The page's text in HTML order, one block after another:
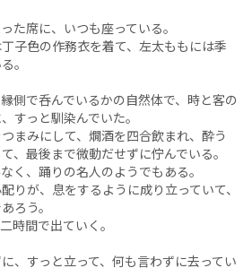
た席に、いつも座っている。
子色の作務衣を着て、左太ももには季
。
側で呑んでいるかの自然体で、時と客の
すっと馴染んでいた。
まみにして、燗酒を四合飲まれ、酔う
、最後まで微動だせずに佇んでいる。
く、踊りの名人のようでもある。
りが、息をするように成り立っていて、
ろう。
時間で出ていく。
、すっと立って、何も言わずに去ってい